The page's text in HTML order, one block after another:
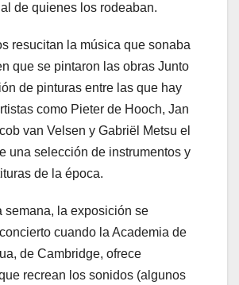
de quienes los rodeaban.
resucitan la música que sonaba
que se pintaron las obras Junto
de pinturas entre las que hay
como Pieter de Hooch, Jan
van Velsen y Gabriël Metsu el
una selección de instrumentos y
de la época.
semana, la exposición se
cuando la Academia de
de Cambridge, ofrece
recrean los sonidos (algunos